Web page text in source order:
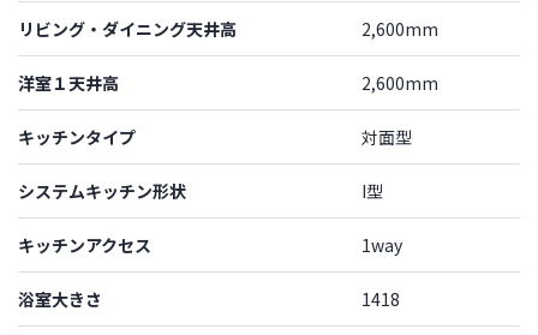
リビング・ダイニング天井高 2,600mm
洋室１天井高 2,600mm
キッチンタイプ 対面型
システムキッチン形状 I型
キッチンアクセス 1way
浴室大きさ 1418